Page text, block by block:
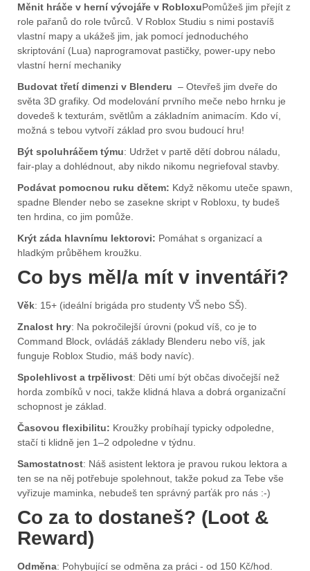
Měnit hráče v herní vývojáře v RobloxuPomůžeš jim přejít z
role pařanů do role tvůrců. V Roblox Studiu s nimi postavíš
vlastní mapy a ukážeš jim, jak pomocí jednoduchého
skriptování (Lua) naprogramovat pastičky, power-upy nebo
vlastní herní mechaniky
Budovat třetí dimenzi v Blenderu – Otevřeš jim dveře do
světa 3D grafiky. Od modelování prvního meče nebo hrnku je
dovedeš k texturám, světlům a základním animacím. Kdo ví,
možná s tebou vytvoří základ pro svou budoucí hru!
Být spoluhráčem týmu: Udržet v partě dětí dobrou náladu,
fair-play a dohlédnout, aby nikdo nikomu negriefoval stavby.
Podávat pomocnou ruku dětem: Když někomu uteče spawn,
spadne Blender nebo se zasekne skript v Robloxu, ty budeš
ten hrdina, co jim pomůže.
Krýt záda hlavnímu lektorovi: Pomáhat s organizací a
hladkým průběhem kroužku.
Co bys měl/a mít v inventáři?
Věk: 15+ (ideální brigáda pro studenty VŠ nebo SŠ).
Znalost hry: Na pokročilejší úrovni (pokud víš, co je to
Command Block, ovládáš základy Blenderu nebo víš, jak
funguje Roblox Studio, máš body navíc).
Spolehlivost a trpělivost: Děti umí být občas divočejší než
horda zombíků v noci, takže klidná hlava a dobrá organizační
schopnost je základ.
Časovou flexibilitu: Kroužky probíhají typicky odpoledne,
stačí ti klidně jen 1–2 odpoledne v týdnu.
Samostatnost: Náš asistent lektora je pravou rukou lektora a
ten se na něj potřebuje spolehnout, takže pokud za Tebe vše
vyřizuje maminka, nebudeš ten správný parťák pro nás :-)
Co za to dostaneš? (Loot &
Reward)
Odměna: Pohybující se odměna za práci - od 150 Kč/hod.